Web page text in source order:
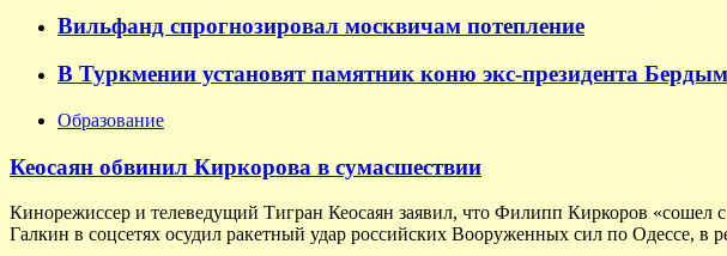
Вильфанд спрогнозировал москвичам потепление
В Туркмении установят памятник коню экс-президента
Образование
Кеосаян обвинил Киркорова в сумасшествии
Кинорежиссер и телеведущий Тигран Кеосаян заявил, что Филипп Киркоров
Галкин в соцсетях осудил ракетный удар российских Вооруженных сил по Одессе, в